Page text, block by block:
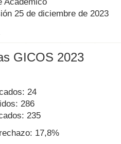
25 de diciembre de 2023
GICOS 2023
24
286
235
17,8%